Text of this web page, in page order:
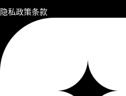
隐私政策条款